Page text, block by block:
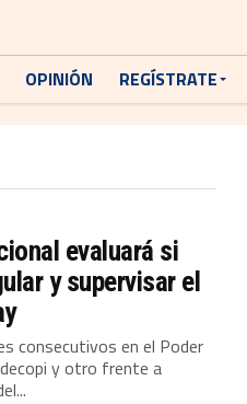
OPINIÓN REGÍSTRATE
evaluará si
y supervisar el
consecutivos en el Poder
y otro frente a